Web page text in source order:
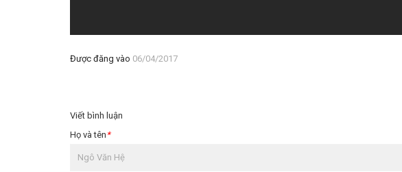
Được đăng vào 06/04/2017
Viết bình luận
Họ và tên *